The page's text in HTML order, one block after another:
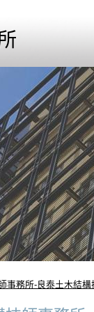
事務所-良泰土木結